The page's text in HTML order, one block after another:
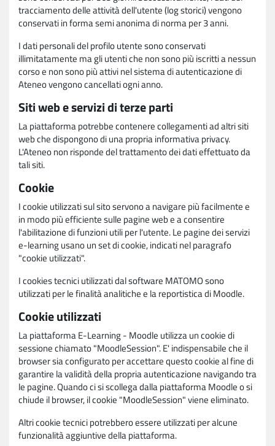
tracciamento delle attività dell'utente (log storici) vengono
conservati in forma semi anonima di norma per 3 anni.
I dati personali del profilo utente sono conservati
illimitatamente ma gli utenti che non sono più iscritti a nessun
corso e non sono più attivi nel sistema di autenticazione di
Ateneo vengono cancellati ogni anno.
Siti web e servizi di terze parti
La piattaforma potrebbe contenere collegamenti ad altri siti
web che dispongono di una propria informativa privacy.
L'Ateneo non risponde del trattamento dei dati effettuato da
tali siti.
Cookie
I cookie utilizzati sul sito servono a navigare più facilmente e
in modo più efficiente sulle pagine web e a consentire
l'abilitazione di funzioni utili per l'utente. Le pagine dei servizi
e-learning usano un set di cookie, indicati nel paragrafo
"cookie utilizzati".
I cookies tecnici utilizzati dal software MATOMO sono
utilizzati per le finalità analitiche e la reportistica di Moodle.
Cookie utilizzati
La piattaforma E-Learning - Moodle utilizza un cookie di
sessione chiamato "MoodleSession". E' indispensabile che il
browser sia configurato per accettare questo cookie al fine di
garantire la validità della propria autenticazione navigando tra
le pagine. Quando ci si scollega dalla piattaforma Moodle o si
chiude il browser, il cookie "MoodleSession" viene eliminato.
Altri cookie tecnici potrebbero essere utilizzati per alcune
funzionalità aggiuntive della piattaforma.